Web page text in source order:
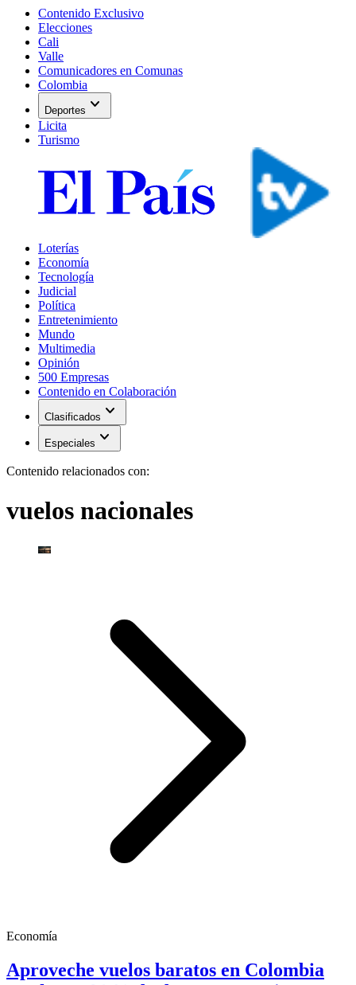
Contenido Exclusivo
Elecciones
Cali
Valle
Comunicadores en Comunas
Colombia
Deportes expand_more
Licita
Turismo
Loterías
Economía
Tecnología
Judicial
Política
Entretenimiento
Mundo
Multimedia
Opinión
500 Empresas
Contenido en Colaboración
Clasificados expand_more
Especiales expand_more
Contenido relacionados con:
vuelos nacionales
Economía
Aproveche vuelos baratos en Colombia